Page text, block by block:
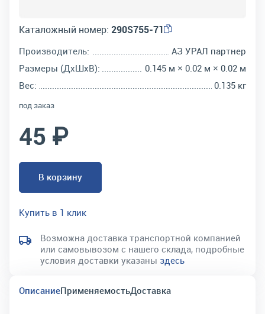
Каталожный номер: 290S755-71
Производитель:
АЗ УРАЛ партнер
Размеры (ДхШхВ):
0.145 м × 0.02 м × 0.02 м
Вес:
0.135 кг
под заказ
45 ₽
В корзину
Купить в 1 клик
Возможна доставка транспортной компанией
или самовывозом с нашего склада, подробные
условия доставки указаны здесь
ОписаниеПрименяемостьДоставка